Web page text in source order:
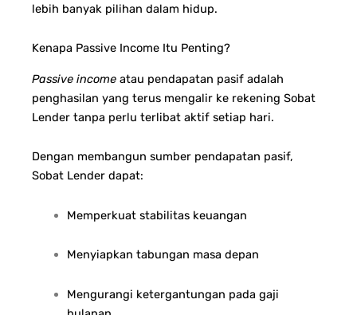
lebih banyak pilihan dalam hidup.
Kenapa Passive Income Itu Penting?
Passive income atau pendapatan pasif adalah
penghasilan yang terus mengalir ke rekening Sobat
Lender tanpa perlu terlibat aktif setiap hari.
Dengan membangun sumber pendapatan pasif,
Sobat Lender dapat:
Memperkuat stabilitas keuangan
Menyiapkan tabungan masa depan
Mengurangi ketergantungan pada gaji